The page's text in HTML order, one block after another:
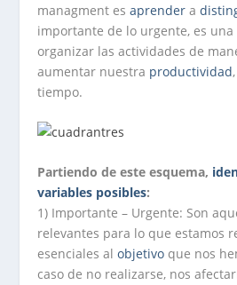
managment esaprender a
importante de lo urgente, es una
organizar las actividades de
aumentar nuestra productividad
tiempo.
Partiendo de este esquema,
variables posibles:
1) Importante – Urgente: Son
relevantes para lo que estamos
esenciales alobjetivo que nos
caso de no realizarse, nos